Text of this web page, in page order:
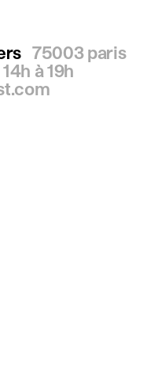
75003 paris
à 19h